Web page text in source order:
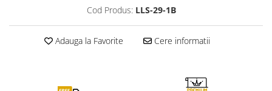
Cod Produs: LLS-29-1B
Adauga la Favorite Cere informatii